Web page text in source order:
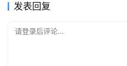
发表回复
请登录后评论...